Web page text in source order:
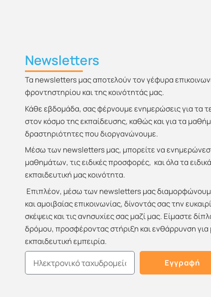
Newsletters
Τα newsletters μας αποτελούν τον γέφυρα
φροντηστηρίου και της κοινότητάς μας.
Κάθε εβδομάδα, σας φέρνουμε ενημερώσεις για τα
στον κόσμο της εκπαίδευσης, καθώς και για τα
δραστηριότητες που διοργανώνουμε.
Μέσω των newsletters μας, μπορείτε να
μαθημάτων, τις ειδικές προσφορές, και όλα τα
εκπαιδευτική μας κοινότητα.
Επιπλέον, μέσω των newsletters μας
και αμοιβαίας επικοινωνίας, δίνοντάς σας την
σκέψεις και τις ανησυχίες σας μαζί μας. Είμαστε
δρόμου, προσφέροντας στήριξη και ενθάρρυνση για
εκπαιδευτική εμπειρία.
Email
Εγγραφή